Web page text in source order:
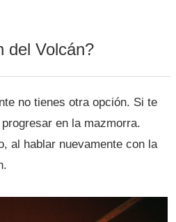
del Volcán?
no tienes otra opción. Si te
en la mazmorra.
al hablar nuevamente con la